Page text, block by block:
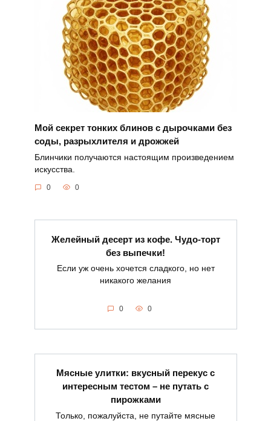
Мой секрет тонких блинов с дырочками без
соды, разрыхлителя и дрожжей
Блинчики получаются настоящим произведением
искусства.
0 0
Желейный десерт из кофе. Чудо-торт
без выпечки!
Если уж очень хочется сладкого, но нет
никакого желания
0 0
Мясные улитки: вкусный перекус с
интересным тестом – не путать с
пирожками
Только, пожалуйста, не путайте мясные